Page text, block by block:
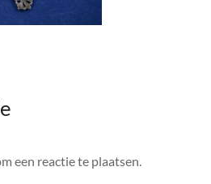
een reactie te plaatsen.